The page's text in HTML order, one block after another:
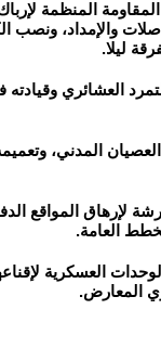
المنظمة لإرباك
والإمداد، ونصب
ليلا.
العشائري
العصيان المدني،
لإرهاق المواقع
العامة.
العسكرية
المعارض.